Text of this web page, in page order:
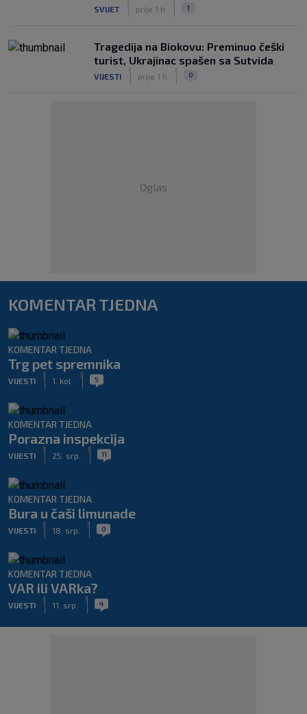
SVIJET prije 1 h 1
Tragedija na Biokovu: Preminuo češki
turist, Ukrajinac spašen sa Sutvida
VIJESTI prije 1 h 0
Oglas
KOMENTAR TJEDNA
KOMENTAR TJEDNA
Trg pet spremnika
VIJESTI 1. kol. 5
KOMENTAR TJEDNA
Porazna inspekcija
VIJESTI 25. srp. 11
KOMENTAR TJEDNA
Bura u čaši limunade
VIJESTI 18. srp. 0
KOMENTAR TJEDNA
VAR ili VARka?
VIJESTI 11. srp. 4